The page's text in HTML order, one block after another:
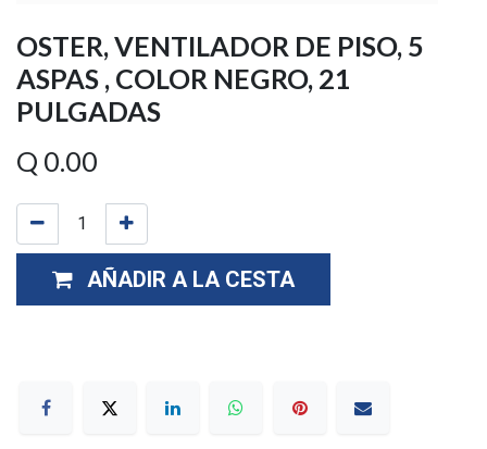
OSTER, VENTILADOR DE PISO, 5
ASPAS , COLOR NEGRO, 21
PULGADAS
Q 0.00
AÑADIR A LA CESTA